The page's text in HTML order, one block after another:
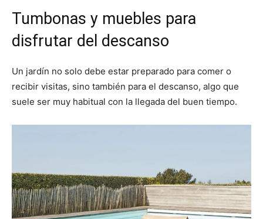
Tumbonas y muebles para
disfrutar del descanso
Un jardín no solo debe estar preparado para comer o
recibir visitas, sino también para el descanso, algo que
suele ser muy habitual con la llegada del buen tiempo.